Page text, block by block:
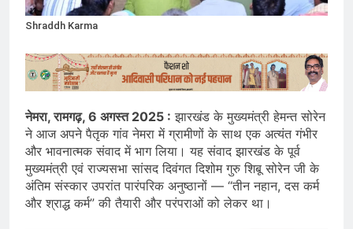
Shraddh Karma
नेमरा, रामगढ़, 6 अगस्त 2025 : झारखंड के मुख्यमंत्री हेमन्त सोरेन
ने आज अपने पैतृक गांव नेमरा में ग्रामीणों के साथ एक अत्यंत गंभीर
और भावनात्मक संवाद में भाग लिया। यह संवाद झारखंड के पूर्व
मुख्यमंत्री एवं राज्यसभा सांसद दिवंगत दिशोम गुरु शिबू सोरेन जी के
अंतिम संस्कार उपरांत पारंपरिक अनुष्ठानों — “तीन नहान, दस कर्म
और श्राद्ध कर्म” की तैयारी और परंपराओं को लेकर था।